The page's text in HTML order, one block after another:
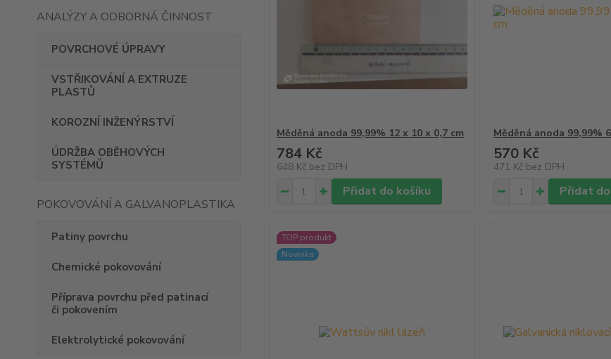
ANALÝZY A ODBORNÁ ČINNOST
POVRCHOVÉ ÚPRAVY
VSTŘIKOVÁNÍ A EXTRUZE
PLASTŮ
KOROZNÍ INŽENÝRSTVÍ
ÚDRŽBA OBĚHOVÝCH
SYSTÉMŮ
POKOVOVÁNÍ A GALVANOPLASTIKA
Patiny povrchu
Chemické pokovování
Příprava povrchu před patinací
či pokovením
Elektrolytické pokovování
Měděná anoda 99,99% 12 x 10 x 0,7 cm
784 Kč
648 Kč bez DPH
Přidat do košíku
Měděná anoda 99,99%
570 Kč
471 Kč bez DPH
Přidat
TOP produkt
Novinka